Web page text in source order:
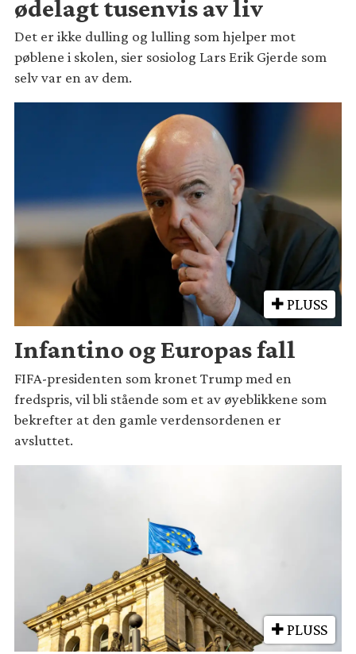
ødelagt tusenvis av liv
Det er ikke dulling og lulling som hjelper mot
pøblene i skolen, sier sosiolog Lars Erik Gjerde som
selv var en av dem.
PLUSS
Infantino og Europas fall
FIFA-presidenten som kronet Trump med en
fredspris, vil bli stående som et av øyeblikkene som
bekrefter at den gamle verdensordenen er
avsluttet.
PLUSS